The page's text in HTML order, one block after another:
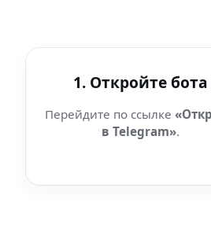
1. Откройте бота
Перейдите по ссылке
в Telegram».